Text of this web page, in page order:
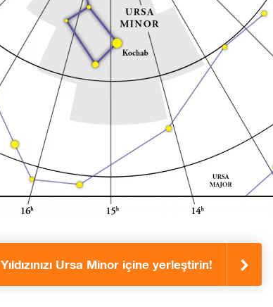
Yıldızınızı Ursa Minor içine yerleştirin!